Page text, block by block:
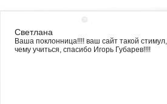
Светлана
Ваша поклонница!!!! ваш сайт такой
чему учиться, спасибо Игорь Губарев!!!!